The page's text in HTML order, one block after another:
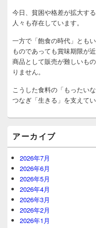
ド
ー
ェ
エ
リ
今日、貧困や格差が拡大す
人々も存在しています。
一方で「飽食の時代」とも
ものであっても賞味期限が
商品として販売が難しいも
りません。
こうした食料の「もったい
つなぎ「生きる」を支えて
アーカイブ
2026年7月
2026年6月
2026年5月
2026年4月
2026年3月
2026年2月
2026年1月